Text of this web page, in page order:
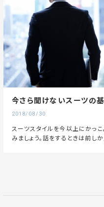
今さら聞けないスーツの
2018/08/30
スーツスタイルを今以上にかっ
みましょう。話をするときは前し